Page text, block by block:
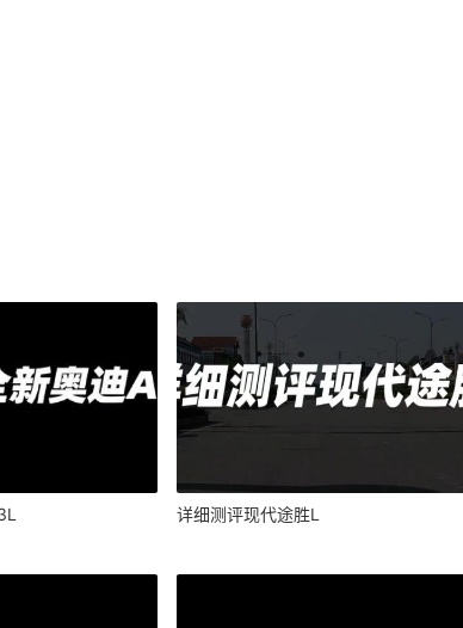
详细测评现代途胜L